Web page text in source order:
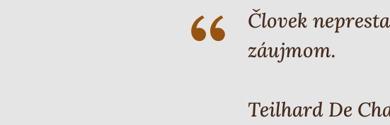
Človek
záujmom.
Teilhard De